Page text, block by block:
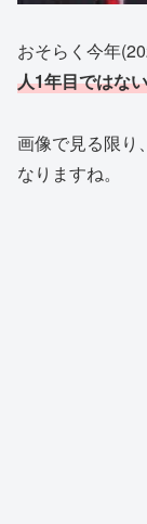
おそらく今年
人1年目ではな
画像で見る限り
なりますね。